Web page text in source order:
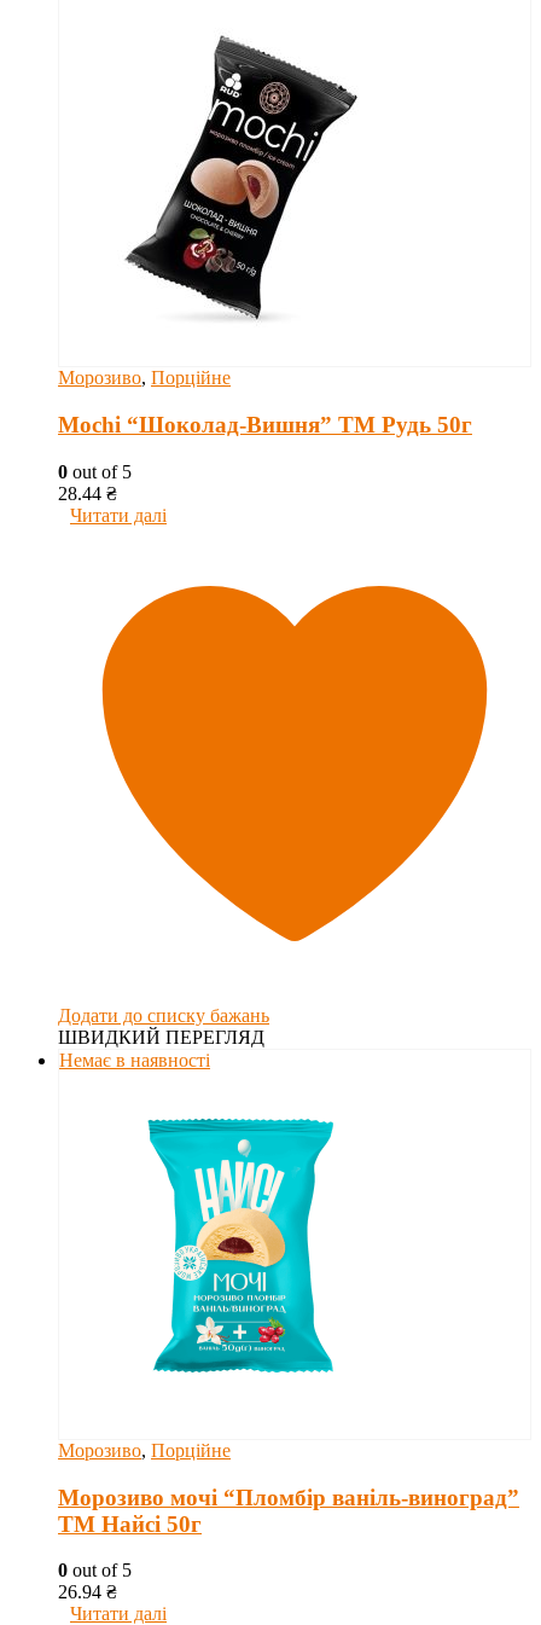
Морозиво, Порційне
Mochi “Шоколад-Вишня” ТМ Рудь 50г
0 out of 5
28.44 ₴
Читати далі
Додати до списку бажань
ШВИДКИЙ ПЕРЕГЛЯД
Немає в наявності
Морозиво, Порційне
Морозиво мочі “Пломбір ваніль-виноград”
ТМ Найсі 50г
0 out of 5
26.94 ₴
Читати далі